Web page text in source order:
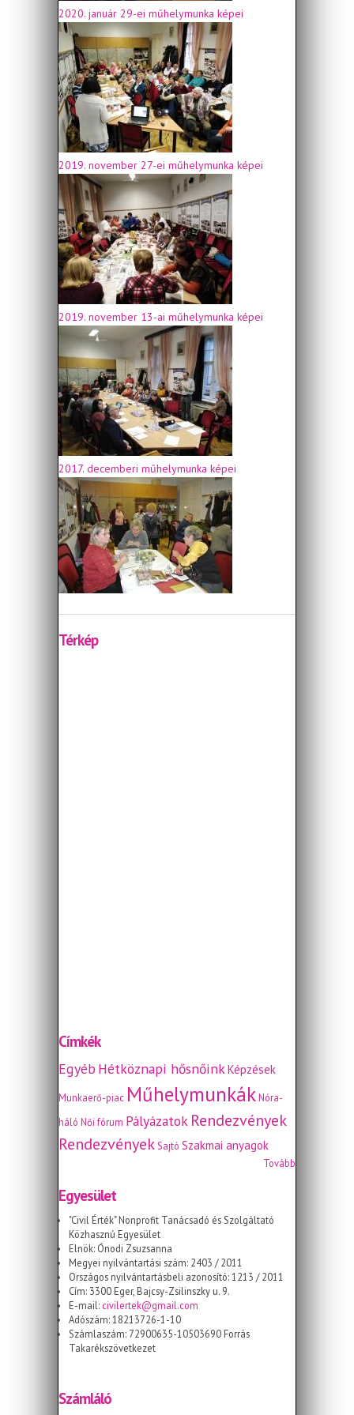
2020. január 29-ei műhelymunka képei
2019. november 27-ei műhelymunka képei
2019. november 13-ai műhelymunka képei
2017. decemberi műhelymunka képei
Térkép
Címkék
EgyébHétköznapi hősnőinkKépzések
Munkaerő-piac MűhelymunkákNóra-
háló Női fórum Pályázatok Rendezvények
Rendezvények Sajtó Szakmai anyagok
Tovább
Egyesület
"Civil Érték" Nonprofit Tanácsadó és Szolgáltató
Közhasznú Egyesület
Elnök: Ónodi Zsuzsanna
Megyei nyilvántartási szám: 2403 / 2011
Országos nyilvántartásbeli azonosító: 1213 / 2011
Cím: 3300 Eger, Bajcsy-Zsilinszky u. 9.
E-mail: civilertek@gmail.com
Adószám: 18213726-1-10
Számlaszám: 72900635-10503690 Forrás
Takarékszövetkezet
Számláló